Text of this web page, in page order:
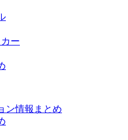
ー
ン情報まとめ